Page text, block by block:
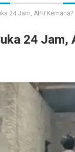
24 Jam, APH Kemana?
24 Jam,